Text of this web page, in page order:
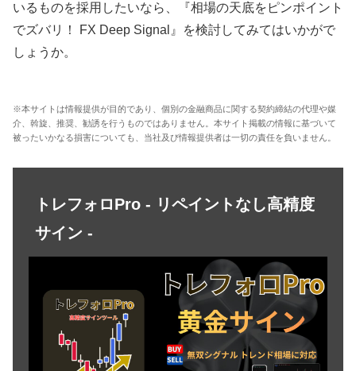
いるものを採用したいなら、『相場の天底をピンポイント
でズバリ！ FX Deep Signal』を検討してみてはいかがで
しょうか。
※本サイトは情報提供が目的であり、個別の金融商品に関する契約締結の代理や媒
介、斡旋、推奨、勧誘を行うものではありません。本サイト掲載の情報に基づいて
被ったいかなる損害についても、当社及び情報提供者は一切の責任を負いません。
トレフォロPro - リペイントなし高精度
サイン -